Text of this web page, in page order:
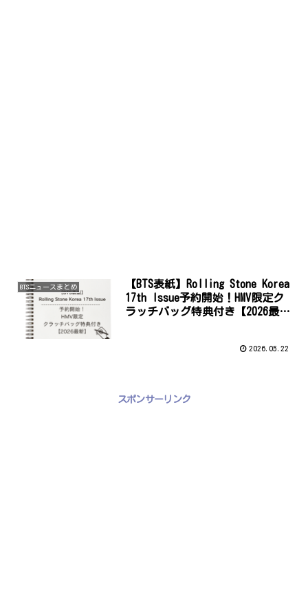
BTSニュースまとめ
【BTS表紙】Rolling Stone Korea
17th Issue予約開始！HMV限定ク
ラッチバッグ特典付き【2026最
2026.05.22
スポンサーリンク